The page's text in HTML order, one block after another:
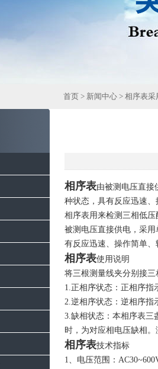
首页 > 新闻中心 > 相序表
相序表由被测电压直接
种状态，具有反应迅速
相序表用来检测三相低
被测电压直接供电，采
有反应迅速、操作简单
相序表使用说明
将三根测量线夹分别接
1.正相序状态：正相序
2.逆相序状态：逆相序指
3.缺相状态：本相序表三
时，为对应相电压缺相
相序表技术指标
1、电压范围：